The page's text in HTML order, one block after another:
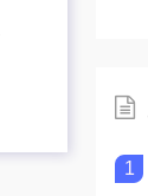
1